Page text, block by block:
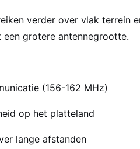
verder over vlak terrein
grotere antennegrootte.
(156-162 MHz)
op het platteland
lange afstanden